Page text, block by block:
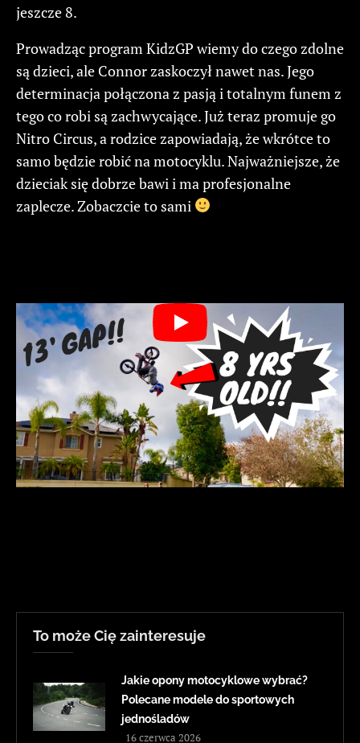
jeszcze 8.
Prowadząc program KidzGP wiemy do czego zdolne
są dzieci, ale Connor zaskoczył nawet nas. Jego
determinacja połączona z pasją i totalnym funem z
tego co robi są zachwycające. Już teraz promuje go
Nitro Circus, a rodzice zapowiadają, że wkrótce to
samo będzie robić na motocyklu. Najważniejsze, że
dzieciak się dobrze bawi i ma profesjonalne
zaplecze. Zobaczcie to sami
To może Cię zainteresuje
Jakie opony motocyklowe wybrać?
Polecane modele do sportowych
jednośladów
16 czerwca 2026